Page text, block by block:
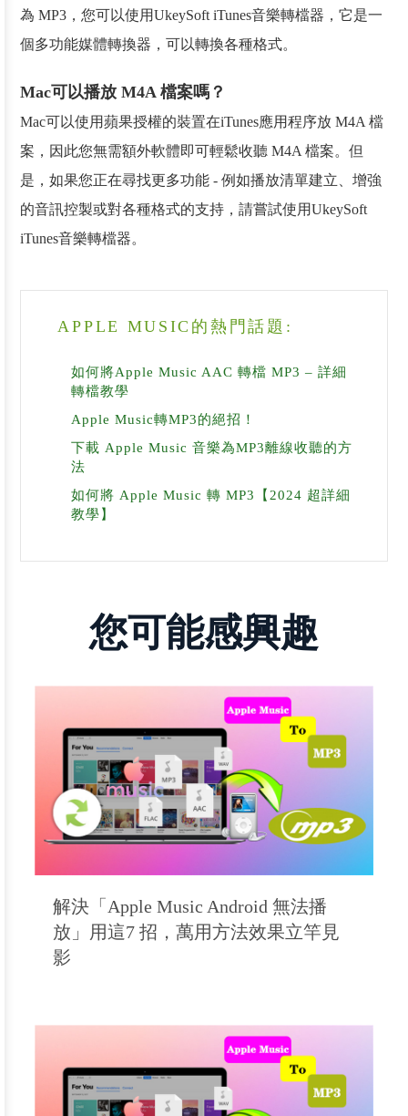
為 MP3，您可以使用UkeySoft iTunes音樂轉檔器，它是一
個多功能媒體轉換器，可以轉換各種格式。
Mac可以播放 M4A 檔案嗎？
Mac可以使用蘋果授權的裝置在iTunes應用程序放 M4A 檔
案，因此您無需額外軟體即可輕鬆收聽 M4A 檔案。但
是，如果您正在尋找更多功能 - 例如播放清單建立、增強
的音訊控製或對各種格式的支持，請嘗試使用UkeySoft
iTunes音樂轉檔器。
APPLE MUSIC的熱門話題:
如何將Apple Music AAC 轉檔 MP3 – 詳細
轉檔教學
Apple Music轉MP3的絕招！
下載 Apple Music 音樂為MP3離線收聽的方
法
如何將 Apple Music 轉 MP3【2024 超詳細
教學】
您可能感興趣
解決「Apple Music Android 無法播
放」用這7 招，萬用方法效果立竿見
影